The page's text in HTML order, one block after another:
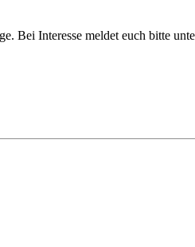
Bei Interesse meldet euch bitte